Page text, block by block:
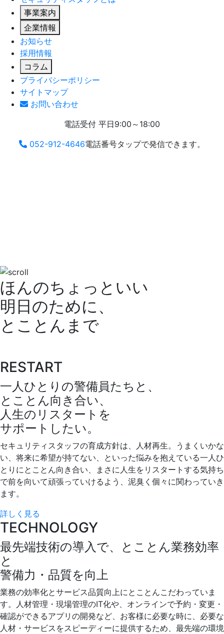
事業案内
企業情報
お知らせ
採用情報
コラム
プライバシーポリシー
サイトマップ
お問い合わせ
電話受付 平日9:00～18:00
052-912-4646電話番号タップで発信できます。
ほんのちょっといい
明日のために、
とことんまで
RESTART
一人ひとりの警備員たちと、
とことん向き合い、
人生のリスタートを
サポートしたい。
セキュリティスタッフの育成方針は、人材再生。うまくいかな
い、将来に希望が持てない、といった悩みを抱えている一人ひ
とりにとことん向き合い、まさに人生をリスタートする気持ち
で前を向いて頑張っていけるよう、泥臭く個々に関わっていき
ます。
詳しく見る
TECHNOLOGY
最先端技術の導入で、とことん業務効率
と
警備力・品質を向上
業務の効率化とサービス品質向上にとことんこだわっていま
す。人材管理・現場管理のIT化や、オンラインで予約・変更・
確認ができるアプリの開発など、お客様に必要な時に、必要な
人材・サービスをスピーディーに提供するため、最先端の環境